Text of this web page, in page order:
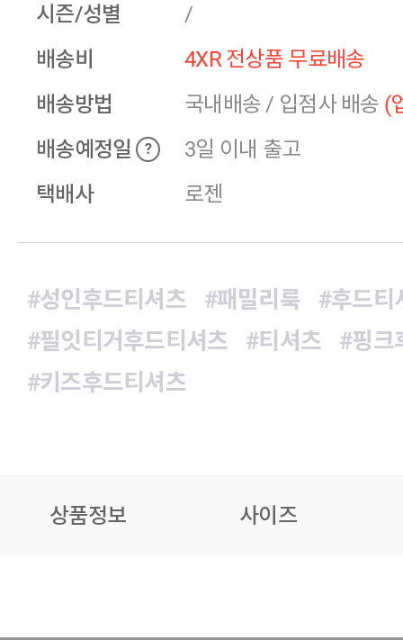
시즌/성별
/
배송비
4XR 전상품 무료배송
배송방법
국내배송 / 입점사 배송 (
배송예정일
?
3일 이내 출고
택배사
로젠
#성인후드티셔츠 #패밀리룩
#후드티
#필잇티거후드티셔츠
#티셔츠
#핑크
#키즈후드티셔츠
상품정보 사이즈